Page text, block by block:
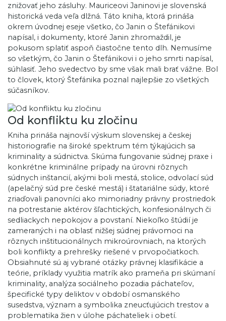
znižovať jeho zásluhy. Mauriceovi Janinovi je slovenská
historická veda veľa dlžná. Táto kniha, ktorá prináša
okrem úvodnej eseje všetko, čo Janin o Štefánikovi
napísal, i dokumenty, ktoré Janin zhromaždil, je
pokusom splatiť aspoň čiastočne tento dlh. Nemusíme
so všetkým, čo Janin o Štefánikovi i o jeho smrti napísal,
súhlasiť. Jeho svedectvo by sme však mali brať vážne. Bol
to človek, ktorý Štefánika poznal najlepšie zo všetkých
súčasníkov.
Od konfliktu ku zločinu
Kniha prináša najnovší výskum slovenskej a českej
historiografie na široké spektrum tém týkajúcich sa
kriminality a súdnictva. Skúma fungovanie súdnej praxe i
konkrétne kriminálne prípady na úrovni rôznych
súdnych inštancií, akými boli mestá, stolice, odvolací súd
(apelačný súd pre české mestá) i štatariálne súdy, ktoré
zriaďovali panovníci ako mimoriadny právny prostriedok
na potrestanie aktérov šľachtických, konfesionálnych či
sedliackych nepokojov a povstaní. Niekoľko štúdií je
zameraných i na oblasť nižšej súdnej právomoci na
rôznych inštitucionálnych mikroúrovniach, na ktorých
boli konflikty a prehrešky riešené v prvopočiatkoch.
Obsiahnuté sú aj vybrané otázky právnej klasifikácie a
teórie, príklady využitia matrík ako prameňa pri skúmaní
kriminality, analýza sociálneho pozadia páchateľov,
špecifické typy deliktov v období osmanského
susedstva, význam a symbolika zneucťujúcich trestov a
problematika žien v úlohe páchateliek i obetí.